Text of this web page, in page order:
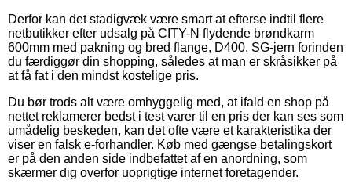
Derfor kan det stadigvæk være smart at efterse indtil flere
netbutikker efter udsalg på CITY-N flydende brøndkarm
600mm med pakning og bred flange, D400. SG-jern forinden
du færdiggør din shopping, således at man er skråsikker på
at få fat i den mindst kostelige pris.
Du bør trods alt være omhyggelig med, at ifald en shop på
nettet reklamerer bedst i test varer til en pris der kan ses som
umådelig beskeden, kan det ofte være et karakteristika der
viser en falsk e-forhandler. Køb med gængse betalingskort
er på den anden side indbefattet af en anordning, som
skærmer dig overfor uoprigtige internet foretagender.